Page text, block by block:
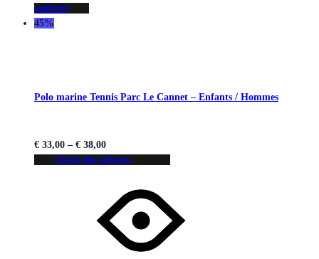
souhaits
45%
Polo marine Tennis Parc Le Cannet – Enfants / Hommes
€ 33,00 – € 38,00
Choix des options